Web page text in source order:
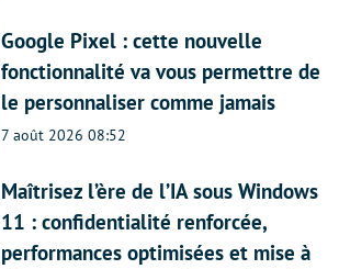
Google Pixel : cette nouvelle
fonctionnalité va vous permettre de
le personnaliser comme jamais
7 août 2026 08:52
Maîtrisez l’ère de l’IA sous Windows
11 : confidentialité renforcée,
performances optimisées et mise à